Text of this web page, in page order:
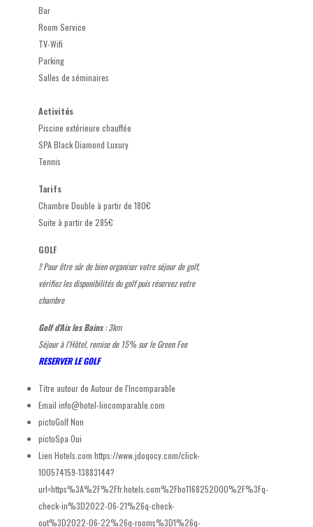
Bar
Room Service
TV-Wifi
Parking
Salles de séminaires
Activités
Piscine extérieure chauffée
SPA Black Diamond Luxury
Tennis
Tarifs
Chambre Double à partir de 180€
Suite à partir de 285€
GOLF
!! Pour être sûr de bien organiser votre séjour de golf,
vérifiez les disponibilités du golf puis réservez votre
chambre
Golf d'Aix les Bains: 3km
Séjour à l'Hôtel, remise de 15% sur le Green Fee
RESERVER LE GOLF
Titre autour de Autour de l'Incomparable
Email info@hotel-lincomparable.com
pictoGolfNon
pictoSpa Oui
Lien Hotels.com https://www.jdoqocy.com/click-
100574159-13883144?
url=https%3A%2F%2Ffr.hotels.com%2Fho1168252000%2F%3Fq-
check-in%3D2022-06-21%26q-check-
out%3D2022-06-22%26q-rooms%3D1%26q-